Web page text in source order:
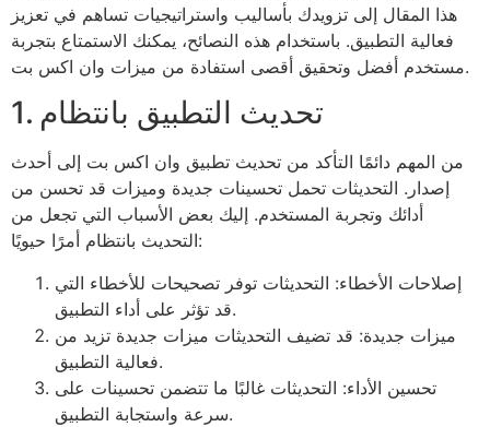
هذا المقال إلى تزويدك بأساليب واستراتيجيات تساهم في تعزيز
فعالية التطبيق. باستخدام هذه النصائح، يمكنك الاستمتاع بتجربة
مستخدم أفضل وتحقيق أقصى استفادة من ميزات وان اكس بت.
1. تحديث التطبيق بانتظام
من المهم دائمًا التأكد من تحديث تطبيق وان اكس بت إلى أحدث
إصدار. التحديثات تحمل تحسينات جديدة وميزات قد تحسن من
أدائك وتجربة المستخدم. إليك بعض الأسباب التي تجعل من
التحديث بانتظام أمرًا حيويًا:
إصلاحات الأخطاء: التحديثات توفر تصحيحات للأخطاء التي
قد تؤثر على أداء التطبيق.
ميزات جديدة: قد تضيف التحديثات ميزات جديدة تزيد من
فعالية التطبيق.
تحسين الأداء: التحديثات غالبًا ما تتضمن تحسينات على
سرعة واستجابة التطبيق.